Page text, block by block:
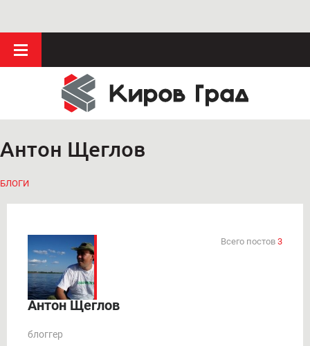
Антон Щеглов
БЛОГИ
Всего постов 3
Антон Щеглов
блоггер